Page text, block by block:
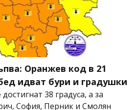
Оранжев код в 21
идват бури и градушки
38 градуса, а за
София, Перник и Смолян